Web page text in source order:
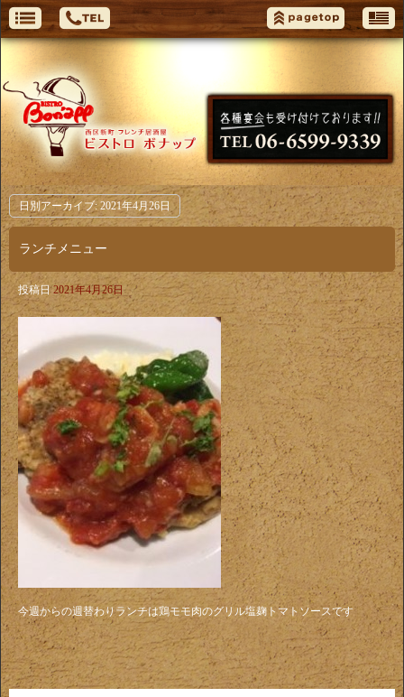
日別アーカイブ: 2021年4月26日
ランチメニュー
投稿日 2021年4月26日
今週からの週替わりランチは鶏モモ肉のグリル塩麹トマトソースです